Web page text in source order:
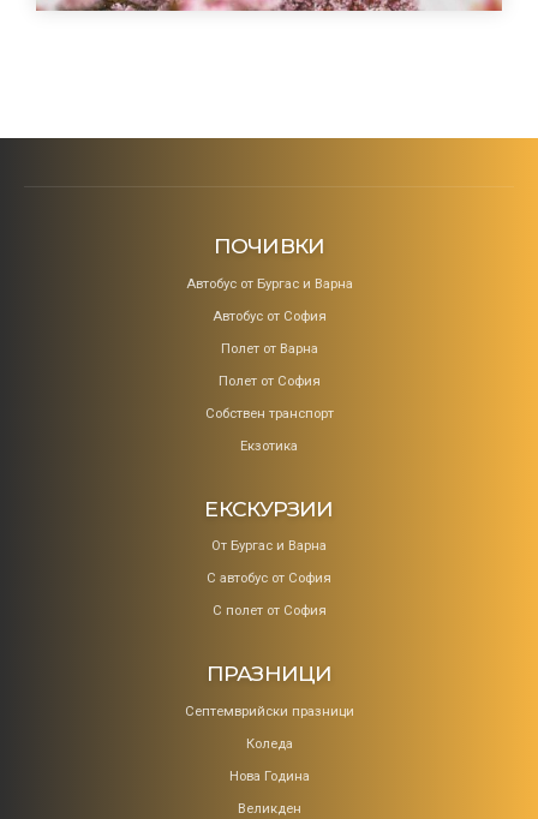
ПОЧИВКИ
Aвтобус от Бургас и Варна
Автобус от София
Полет от Варна
Полет от София
Собствен транспорт
Екзотика
ЕКСКУРЗИИ
От Бургас и Варна
С автобус от София
С полет от София
ПРАЗНИЦИ
Септемврийски празници
Коледa
Нова Година
Великден